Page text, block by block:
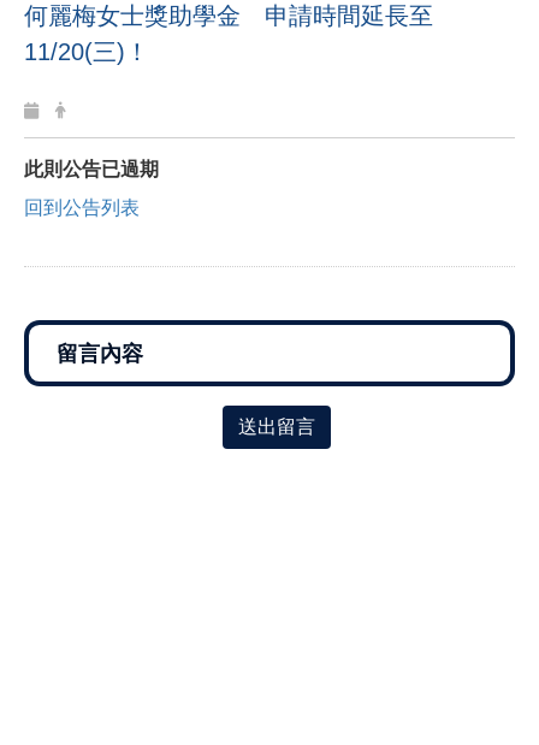
何麗梅女士獎助學金 申請時間延長至
11/20(三)！
此則公告已過期
回到公告列表
送出留言